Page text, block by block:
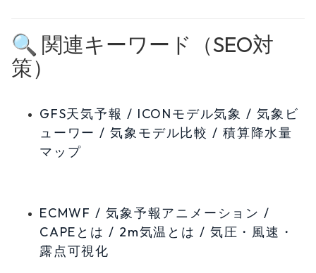
🔍 関連キーワード（SEO対
策）
GFS天気予報 / ICONモデル気象 / 気象ビ
ューワー / 気象モデル比較 / 積算降水量
マップ
ECMWF / 気象予報アニメーション /
CAPEとは / 2m気温とは / 気圧・風速・
露点可視化